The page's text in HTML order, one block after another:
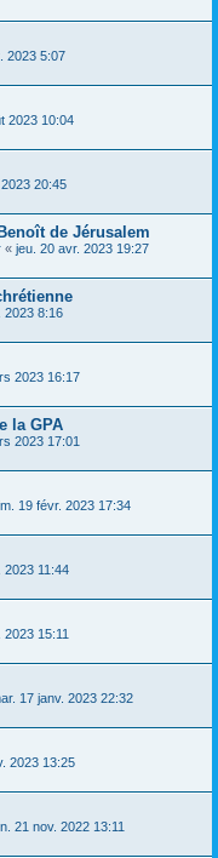
2023 5:07
2023 10:04
20:45
de Jérusalem
« jeu. 20 avr. 2023 19:27
2023 8:16
2023 16:17
la GPA
2023 17:01
19 févr. 2023 17:34
2023 11:44
15:11
17 janv. 2023 22:32
2023 13:25
21 nov. 2022 13:11